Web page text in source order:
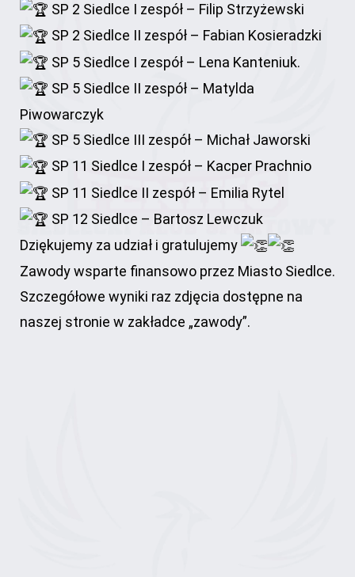
SP 2 Siedlce I zespół – Filip Strzyżewski
SP 2 Siedlce II zespół – Fabian Kosieradzki
SP 5 Siedlce I zespół – Lena Kanteniuk.
SP 5 Siedlce II zespół – Matylda
Piwowarczyk
SP 5 Siedlce III zespół – Michał Jaworski
SP 11 Siedlce I zespół – Kacper Prachnio
SP 11 Siedlce II zespół – Emilia Rytel
SP 12 Siedlce – Bartosz Lewczuk
Dziękujemy za udział i gratulujemy
Zawody wsparte finansowo przez Miasto Siedlce.
Szczegółowe wyniki raz zdjęcia dostępne na
naszej stronie w zakładce „zawody”.